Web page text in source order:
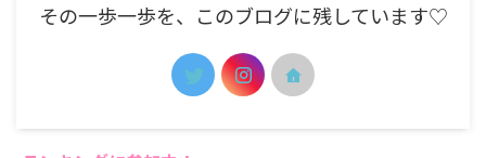
その一歩一歩を、このブログに残しています♡